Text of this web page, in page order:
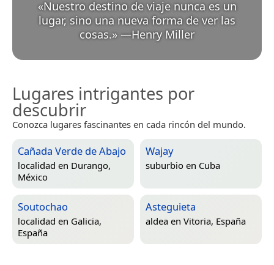
«Nuestro destino de viaje nunca es un
lugar, sino una nueva forma de ver las
cosas.» —Henry Miller
Lugares intrigantes por
descubrir
Conozca lugares fascinantes en cada rincón del mundo.
Cañada Verde de Abajo
localidad en Durango,
México
Wajay
suburbio en Cuba
Soutochao
localidad en Galicia,
España
Asteguieta
aldea en Vitoria, España